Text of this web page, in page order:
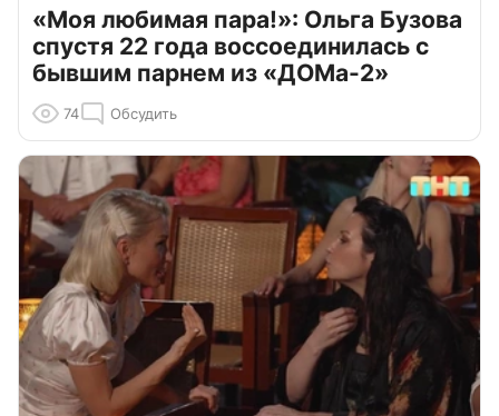
«Моя любимая пара!»: Ольга Бузова
спустя 22 года воссоединилась с
бывшим парнем из «ДОМа-2»
74 Обсудить